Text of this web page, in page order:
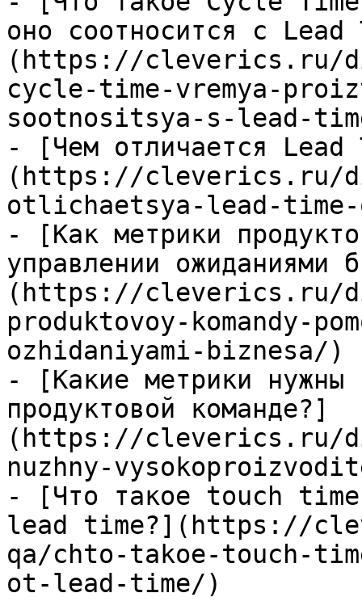
оно соотносится с Lead
(https://cleverics.ru/
cycle-time-vremya-
sootnositsya-s-lead-
- [Чем отличается
(https://cleverics.ru/
otlichaetsya-lead-
- [Как метрики
управлении ожиданиями
(https://cleverics.ru/
produktovoy-komandy-
ozhidaniyami-biznesa/)
- [Какие метрики нужны
продуктовой команде?]
(https://cleverics.ru/
nuzhny-
- [Что такое touch time
lead time?](https://
qa/chto-takoe-touch-
ot-lead-time/)